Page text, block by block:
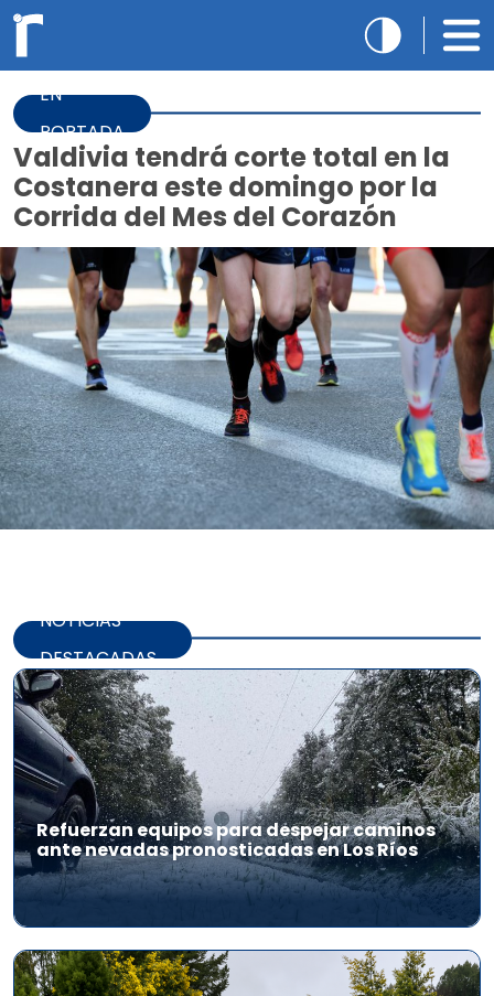
EN
PORTADA
Valdivia tendrá corte total en la
Costanera este domingo por la
Corrida del Mes del Corazón
NOTICIAS
DESTACADAS
Refuerzan equipos para despejar caminos
ante nevadas pronosticadas en Los Ríos